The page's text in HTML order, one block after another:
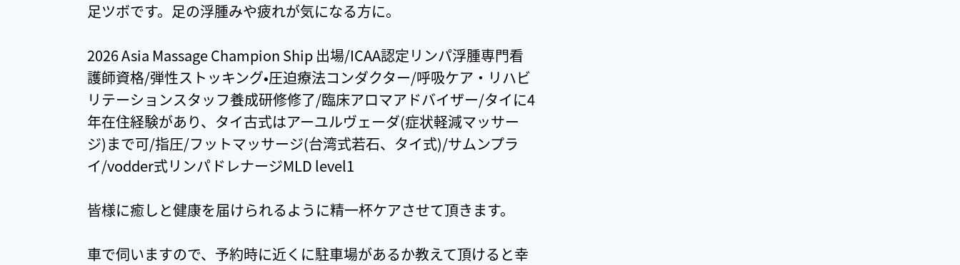
足ツボです。足の浮腫みや疲れが気になる方に。
2026 Asia Massage Champion Ship 出場/ICAA認定リンパ浮腫専門看
護師資格/弾性ストッキング•圧迫療法コンダクター/呼吸ケア・リハビ
リテーションスタッフ養成研修修了/臨床アロマアドバイザー/タイに4
年在住経験があり、タイ古式はアーユルヴェーダ(症状軽減マッサー
ジ)まで可/指圧/フットマッサージ(台湾式若石、タイ式)/サムンプラ
イ/vodder式リンパドレナージMLD level1
皆様に癒しと健康を届けられるように精一杯ケアさせて頂きます。
車で伺いますので、予約時に近くに駐車場があるか教えて頂けると幸